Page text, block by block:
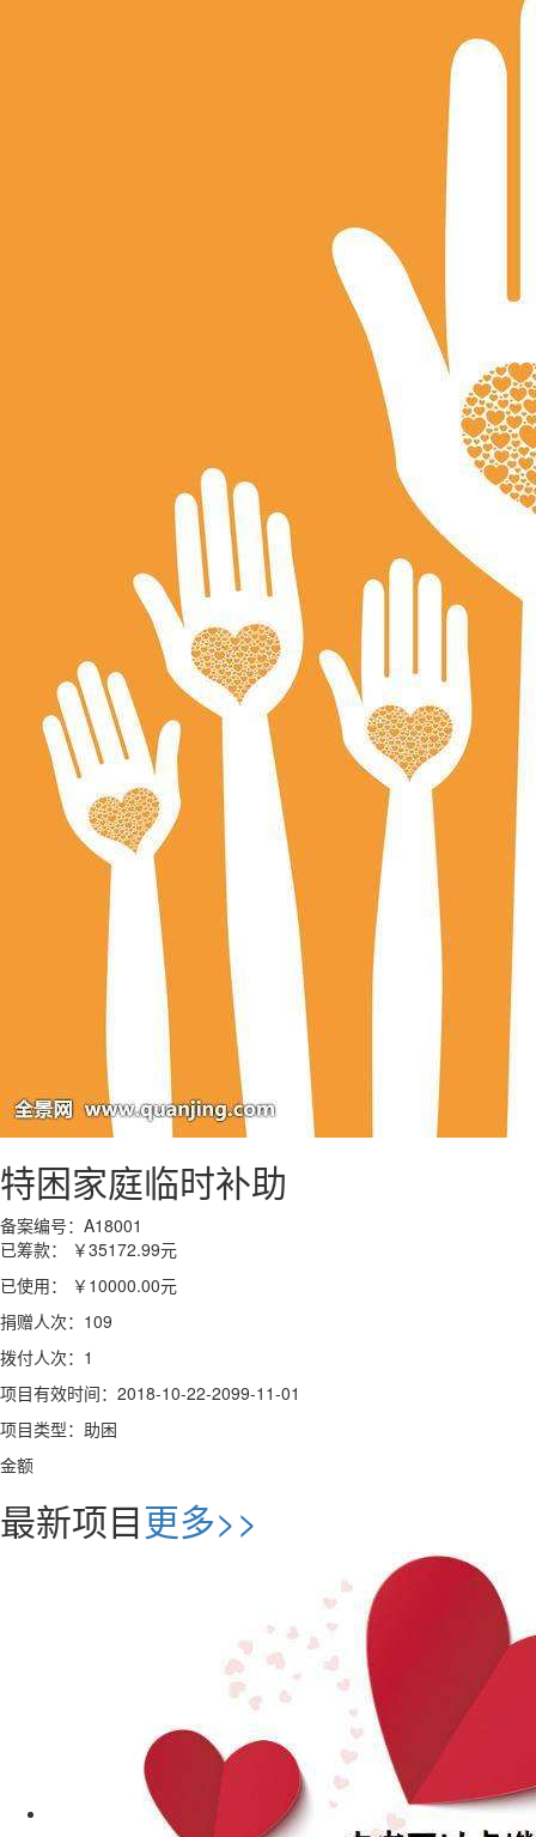
特困家庭临时补助
备案编号：A18001
已筹款：
￥35172.99元
已使用：
￥10000.00元
捐赠人次：109
拨付人次：1
项目有效时间：2018-10-22-2099-11-01
项目类型：助困
金额
最新项目更多>>